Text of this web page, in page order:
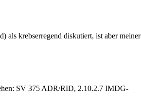
als krebserregend diskutiert, ist aber meiner
SV 375 ADR/RID, 2.10.2.7 IMDG-